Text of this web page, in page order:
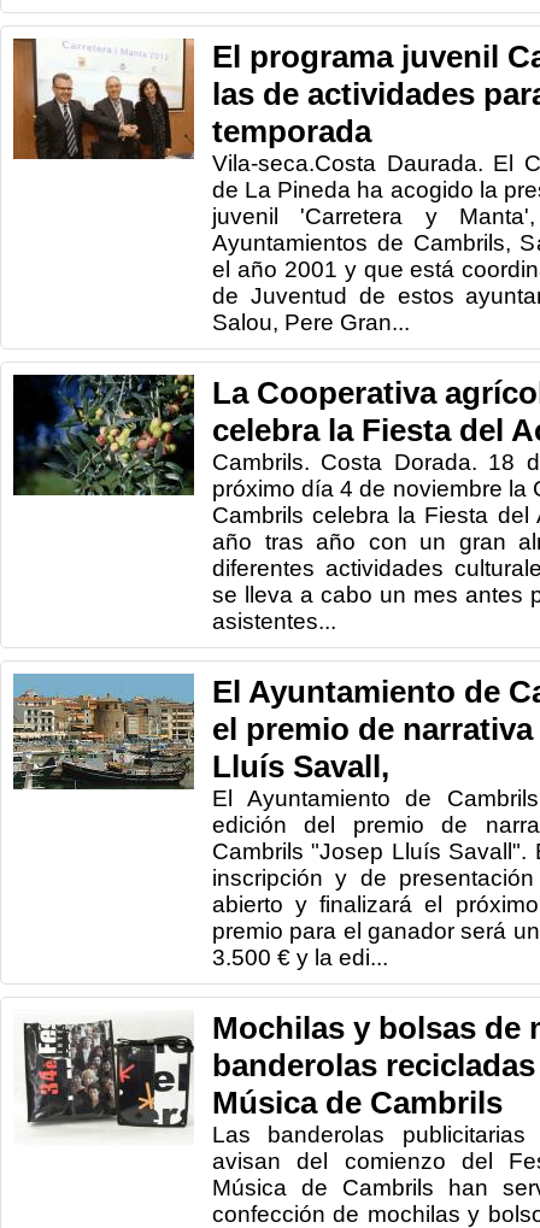
El programa juvenil
las de actividades
temporada
Vila-seca.Costa Daurada. El
de La Pineda ha acogido la
juvenil 'Carretera y
Ayuntamientos de Cambrils,
el año 2001 y que está
de Juventud de estos
Salou, Pere Gran...
La Cooperativa
celebra la Fiesta del
Cambrils. Costa Dorada. 18
próximo día 4 de noviembre la
Cambrils celebra la Fiesta
año tras año con un gran
diferentes actividades
se lleva a cabo un mes antes
asistentes...
El Ayuntamiento de
el premio de
Lluís Savall,
El Ayuntamiento de
edición del premio de
Cambrils "Josep Lluís Savall".
inscripción y de
abierto y finalizará el
premio para el ganador será
3.500 € y la edi...
Mochilas y bolsas de
banderolas
Música de Cambrils
Las banderolas publicitarias
avisan del comienzo del
Música de Cambrils han
confección de mochilas y